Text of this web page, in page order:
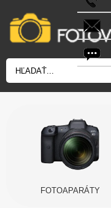
FOTOAPARÁTY